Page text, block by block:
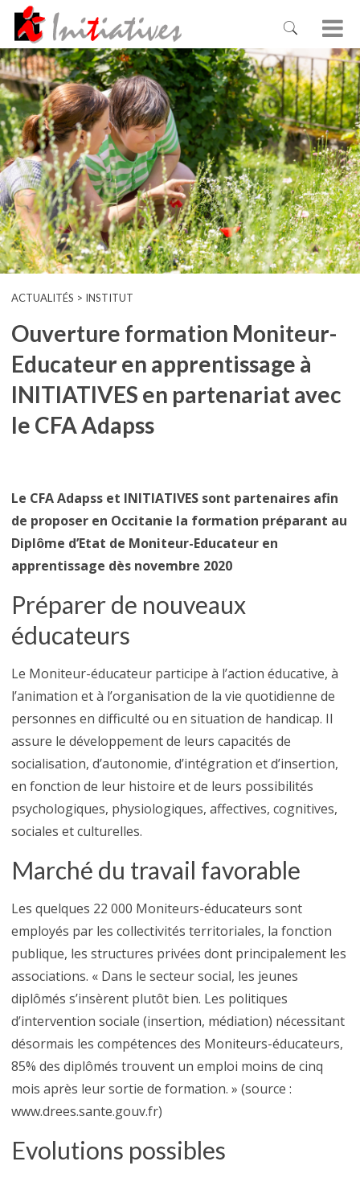
ACTUALITÉS > INSTITUT
Ouverture formation Moniteur-
Educateur en apprentissage à
INITIATIVES en partenariat avec
le CFA Adapss
Le CFA Adapss et INITIATIVES sont partenaires afin
de proposer en Occitanie la formation préparant au
Diplôme d’Etat de Moniteur-Educateur en
apprentissage dès novembre 2020
Préparer de nouveaux
éducateurs
Le Moniteur-éducateur participe à l’action éducative, à
l’animation et à l’organisation de la vie quotidienne de
personnes en difficulté ou en situation de handicap. Il
assure le développement de leurs capacités de
socialisation, d’autonomie, d’intégration et d’insertion,
en fonction de leur histoire et de leurs possibilités
psychologiques, physiologiques, affectives, cognitives,
sociales et culturelles.
Marché du travail favorable
Les quelques 22 000 Moniteurs-éducateurs sont
employés par les collectivités territoriales, la fonction
publique, les structures privées dont principalement les
associations. « Dans le secteur social, les jeunes
diplômés s’insèrent plutôt bien. Les politiques
d’intervention sociale (insertion, médiation) nécessitant
désormais les compétences des Moniteurs-éducateurs,
85% des diplômés trouvent un emploi moins de cinq
mois après leur sortie de formation. » (source :
www.drees.sante.gouv.fr)
Evolutions possibles